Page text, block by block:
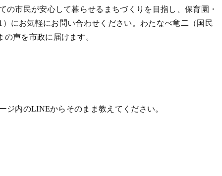
市民が安心して暮らせるまちづくりを目指し、保育園・
にお気軽にお問い合わせください。わたなべ竜二（国民
声を市政に届けます。
内のLINEからそのまま教えてください。